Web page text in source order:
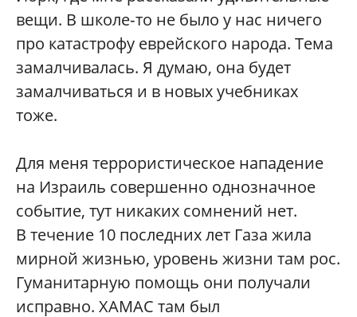
вещи. В школе‑то не было у нас ничего
про катастрофу еврейского народа. Тема
замалчивалась. Я думаю, она будет
замалчиваться и в новых учебниках
тоже.
Для меня террористическое нападение
на Израиль совершенно однозначное
событие, тут никаких сомнений нет.
В течение 10 последних лет Газа жила
мирной жизнью, уровень жизни там рос.
Гуманитарную помощь они получали
исправно. ХАМАС там был